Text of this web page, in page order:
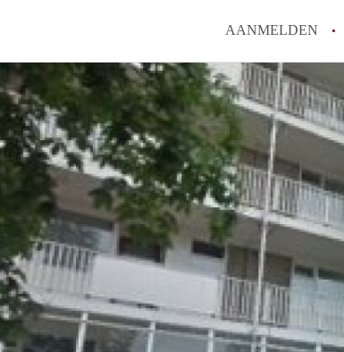
AANMELDEN